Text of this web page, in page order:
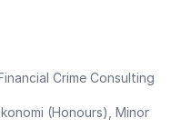
Crime Consulting
(Honours), Minor